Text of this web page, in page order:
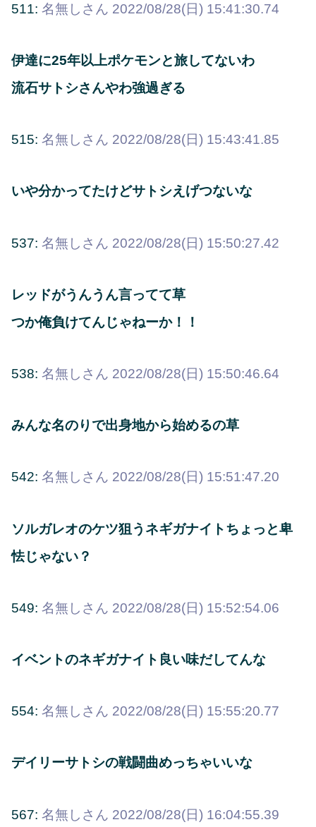
511: 名無しさん 2022/08/28(日) 15:41:30.74
伊達に25年以上ポケモンと旅してないわ
流石サトシさんやわ強過ぎる
515: 名無しさん 2022/08/28(日) 15:43:41.85
いや分かってたけどサトシえげつないな
537: 名無しさん 2022/08/28(日) 15:50:27.42
レッドがうんうん言ってて草
つか俺負けてんじゃねーか！！
538: 名無しさん 2022/08/28(日) 15:50:46.64
みんな名のりで出身地から始めるの草
542: 名無しさん 2022/08/28(日) 15:51:47.20
ソルガレオのケツ狙うネギガナイトちょっと卑
怯じゃない？
549: 名無しさん 2022/08/28(日) 15:52:54.06
イベントのネギガナイト良い味だしてんな
554: 名無しさん 2022/08/28(日) 15:55:20.77
デイリーサトシの戦闘曲めっちゃいいな
567: 名無しさん 2022/08/28(日) 16:04:55.39